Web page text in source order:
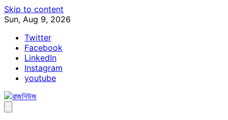
Skip to content
Sun, Aug 9, 2026
Twitter
Facebook
LinkedIn
Instagram
youtube